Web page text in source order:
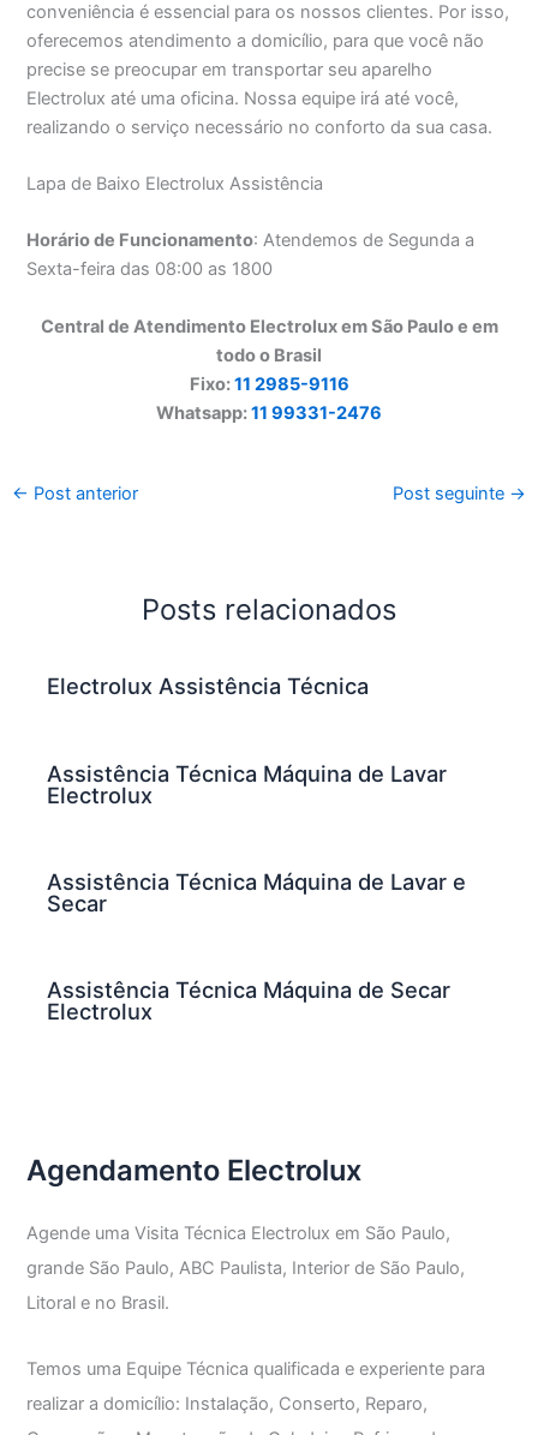
conveniência é essencial para os nossos clientes. Por isso,
oferecemos atendimento a domicílio, para que você não
precise se preocupar em transportar seu aparelho
Electrolux até uma oficina. Nossa equipe irá até você,
realizando o serviço necessário no conforto da sua casa.
Lapa de Baixo Electrolux Assistência
Horário de Funcionamento: Atendemos de Segunda a
Sexta-feira das 08:00 as 1800
Central de Atendimento Electrolux em São Paulo e em
todo o Brasil
Fixo:11 2985-9116
Whatsapp:11 99331-2476
← Post anterior Post seguinte →
Posts relacionados
Electrolux Assistência Técnica
Assistência Técnica Máquina de Lavar
Electrolux
Assistência Técnica Máquina de Lavar e
Secar
Assistência Técnica Máquina de Secar
Electrolux
Agendamento Electrolux
Agende uma Visita Técnica Electrolux em São Paulo,
grande São Paulo, ABC Paulista, Interior de São Paulo,
Litoral e no Brasil.
Temos uma Equipe Técnica qualificada e experiente para
realizar a domicílio: Instalação, Conserto, Reparo,